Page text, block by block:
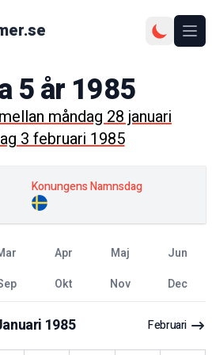
5år 1985
måndag 28 januari
3 februari 1985
Konungens Namnsdag
mar apr maj
jun
sep okt nov dec
1985 Februari